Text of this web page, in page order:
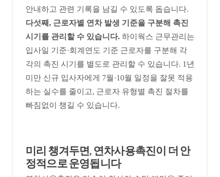
안내하고 관련 기록을 남길 수 있도록 돕습니다.
다섯째, 근로자별 연차 발생 기준을 구분해 촉진
시기를 관리할 수 있습니다. 하이웍스 근무관리는
입사일 기준·회계연도 기준 근로자를 구분해 각
각의 촉진 시기를 별도로 관리할 수 있습니다. 1년
미만 신규 입사자에게 7월·10월 일정을 잘못 적용
하는 실수를 줄이고, 근로자 유형별 촉진 절차를
빠짐없이 챙길 수 있습니다.
미리 챙겨두면, 연차사용촉진이 더 안
정적으로 운영됩니다